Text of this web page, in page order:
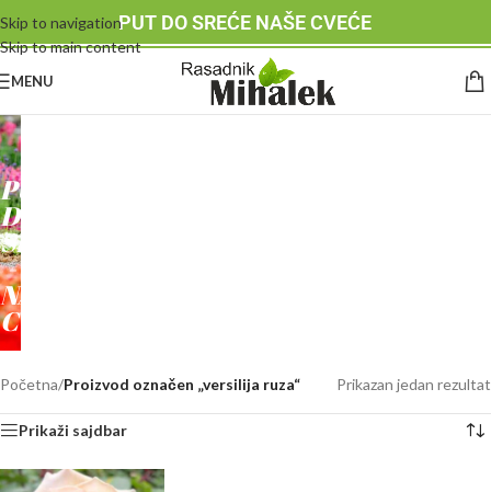
Skip to navigation
Skip to main content
PUT DO SREĆE NAŠE CVEĆE
MENU
RASADNIK
MIHALEK
PUT
DO
SREĆE
-
NAŠE
CVEĆE
Početna/Proizvod označen „versilija ruza“ Prikazan jedan rezultat
Prikaži sajdbar